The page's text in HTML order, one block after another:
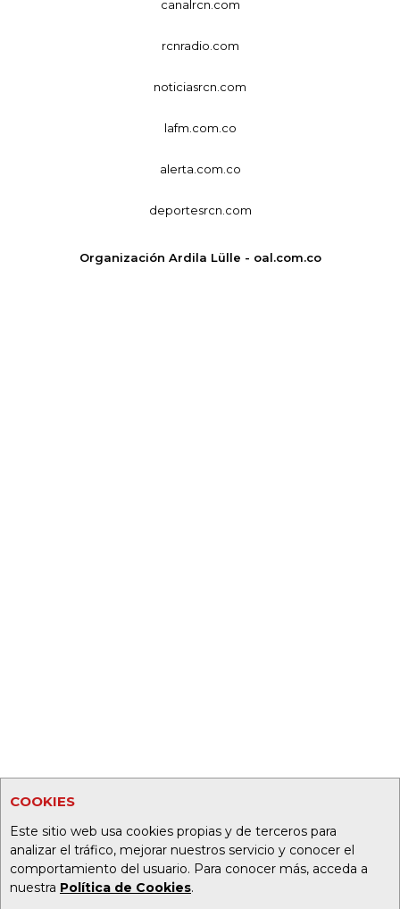
COOKIES
Este sitio web usa cookies propias y de terceros para
analizar el tráfico, mejorar nuestros servicio y conocer el
comportamiento del usuario. Para conocer más, acceda a
nuestra Política de Cookies.
canalrcn.com
rcnradio.com
noticiasrcn.com
lafm.com.co
alerta.com.co
deportesrcn.com
Organización Ardila Lülle - oal.com.co